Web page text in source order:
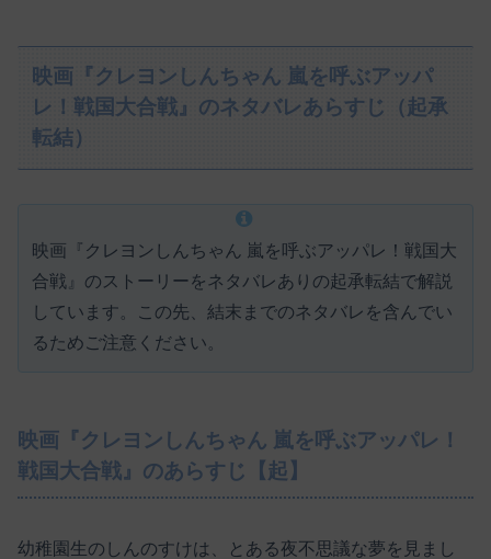
映画『クレヨンしんちゃん 嵐を呼ぶアッパ
レ！戦国大合戦』のネタバレあらすじ（起承
転結）
映画『クレヨンしんちゃん 嵐を呼ぶアッパレ！戦国大
合戦』のストーリーをネタバレありの起承転結で解説
しています。この先、結末までのネタバレを含んでい
るためご注意ください。
映画『クレヨンしんちゃん 嵐を呼ぶアッパレ！
戦国大合戦』のあらすじ【起】
幼稚園生のしんのすけは、とある夜不思議な夢を見まし